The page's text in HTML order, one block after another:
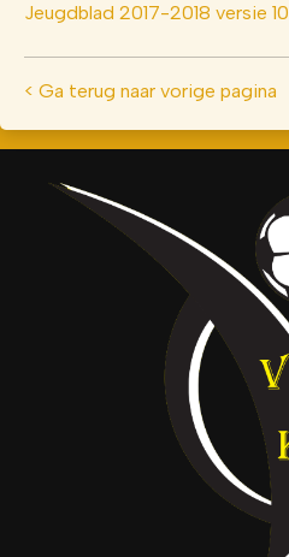
Jeugdblad 2017-2018 versie 10
< Ga terug naar vorige pagina